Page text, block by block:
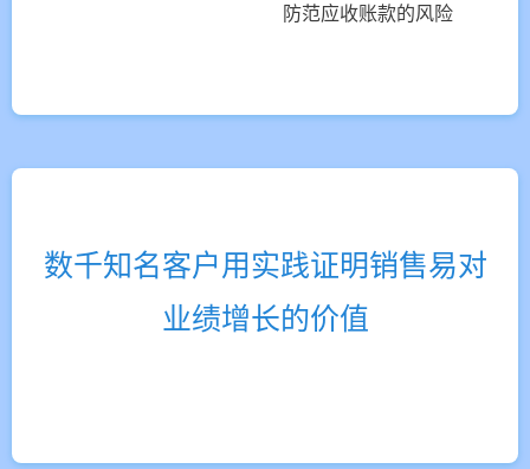
防范应收账款的风险
数千知名客户用实践证明销售易对
业绩增长的价值